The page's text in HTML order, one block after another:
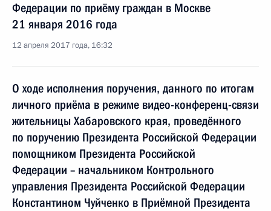
Федерации по приёму граждан в Москве
21 января 2016 года
12 апреля 2017 года, 16:32
О ходе исполнения поручения, данного по итогам
личного приёма в режиме видео-конференц-связи
жительницы Хабаровского края, проведённого
по поручению Президента Российской Федерации
помощником Президента Российской
Федерации – начальником Контрольного
управления Президента Российской Федерации
Константином Чуйченко в Приёмной Президента